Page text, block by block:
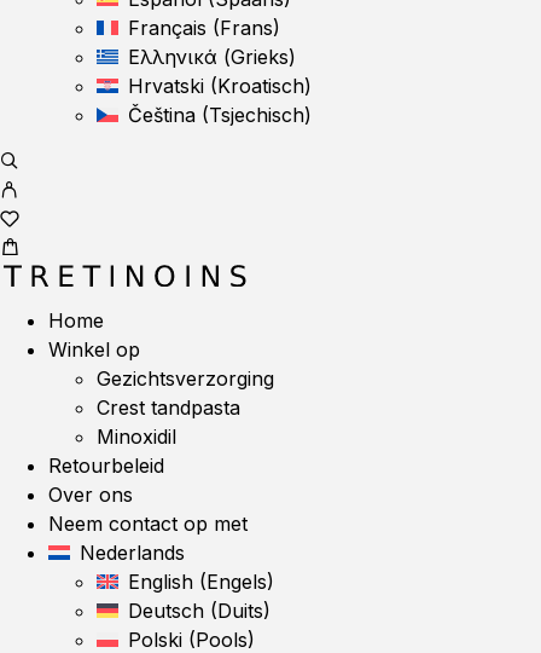
Français (Frans)
Ελληνικά (Grieks)
Hrvatski (Kroatisch)
Čeština (Tsjechisch)
Home
Winkel op
Gezichtsverzorging
Crest tandpasta
Minoxidil
Retourbeleid
Over ons
Neem contact op met
Nederlands
English (Engels)
Deutsch (Duits)
Polski (Pools)